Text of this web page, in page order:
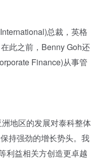
总裁，英格
此之前，Benny Goh还
Finance)从事管
地区的发展对泰科整体
持强劲的增长势头。我
利益相关方创造更卓越